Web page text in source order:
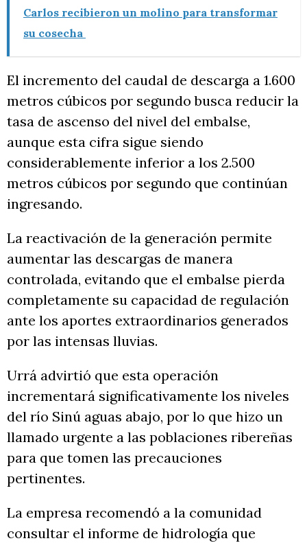
Carlos recibieron un molino para transformar
su cosecha
El incremento del caudal de descarga a 1.600
metros cúbicos por segundo busca reducir la
tasa de ascenso del nivel del embalse,
aunque esta cifra sigue siendo
considerablemente inferior a los 2.500
metros cúbicos por segundo que continúan
ingresando.
La reactivación de la generación permite
aumentar las descargas de manera
controlada, evitando que el embalse pierda
completamente su capacidad de regulación
ante los aportes extraordinarios generados
por las intensas lluvias.
Urrá advirtió que esta operación
incrementará significativamente los niveles
del río Sinú aguas abajo, por lo que hizo un
llamado urgente a las poblaciones ribereñas
para que tomen las precauciones
pertinentes.
La empresa recomendó a la comunidad
consultar el informe de hidrología que